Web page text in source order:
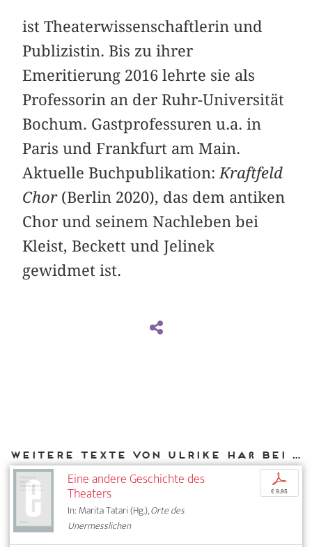
ist Theaterwissenschaftlerin und
Publizistin. Bis zu ihrer
Emeritierung 2016 lehrte sie als
Professorin an der Ruhr-Universität
Bochum. Gastprofessuren u.a. in
Paris und Frankfurt am Main.
Aktuelle Buchpublikation:Kraftfeld
Chor(Berlin 2020), das dem antiken
Chor und seinem Nachleben bei
Kleist, Beckett und Jelinek
gewidmet ist.
Weitere Texte von Ulrike Haß bei DIAPHANES
Eine andere Geschichte des
Theaters
In: Marita Tatari (Hg.),Orte des
Unermesslichen
p
€ 9,95